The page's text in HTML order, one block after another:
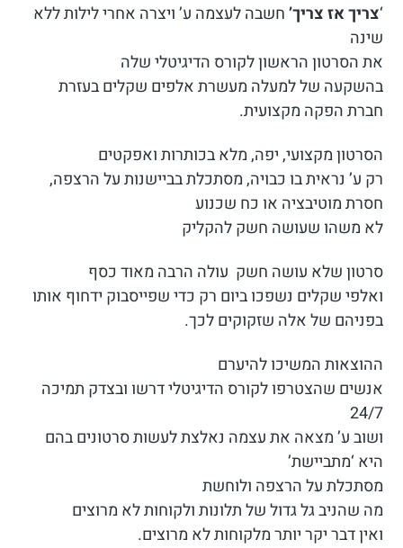
‘צריך אז צריך’חשבה לעצמה ע’ ויצרה אחרי לילות ללא
שינה
את הסרטון הראשון לקורס הדיגיטלי שלה
בהשקעה של למעלה מעשרת אלפים שקלים בעזרת
חברת הפקה מקצועית.
הסרטון מקצועי, יפה, מלא בכותרות ואפקטים
רק ע’ נראית בו כבויה, מסתכלת בביישנות על הרצפה,
חסרת מוטיבציה או כח שכנוע
לא משהו שעושה חשק להקליק
סרטון שלא עושה חשק עולה הרבה מאוד כסף
ואלפי שקלים נשפכו ביום רק כדי שפייסבוק ידחוף אותו
בפניהם של אלה שזקוקים לכך.
ההוצאות המשיכו להיערם
אנשים שהצטרפו לקורס הדיגיטלי דרשו ובצדק תמיכה
24/7
ושוב ע’ מצאה את עצמה נאלצת לעשות סרטונים בהם
היא ‘מתביישת’
מסתכלת על הרצפה ולוחשת
מה שהניב גל גדול של תלונות ולקוחות לא מרוצים
ואין דבר יקר יותר מלקוחות לא מרוצים.